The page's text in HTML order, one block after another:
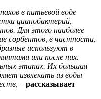
в питьевой воде
цианобактерий,
Для этого наиболее
сорбентов, в частности,
используют в
или после них.
этапах. Их большая
извлекать из воды
– рассказывает